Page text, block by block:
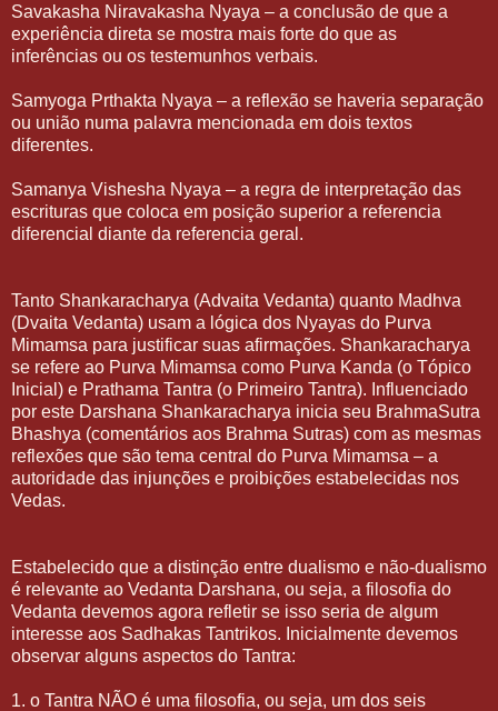
Savakasha Niravakasha Nyaya – a conclusão de que a
experiência direta se mostra mais forte do que as
inferências ou os testemunhos verbais.
Samyoga Prthakta Nyaya – a reflexão se haveria separação
ou união numa palavra mencionada em dois textos
diferentes.
Samanya Vishesha Nyaya – a regra de interpretação das
escrituras que coloca em posição superior a referencia
diferencial diante da referencia geral.
Tanto Shankaracharya (Advaita Vedanta) quanto Madhva
(Dvaita Vedanta) usam a lógica dos Nyayas do Purva
Mimamsa para justificar suas afirmações. Shankaracharya
se refere ao Purva Mimamsa como Purva Kanda (o Tópico
Inicial) e Prathama Tantra (o Primeiro Tantra). Influenciado
por este Darshana Shankaracharya inicia seu BrahmaSutra
Bhashya (comentários aos Brahma Sutras) com as mesmas
reflexões que são tema central do Purva Mimamsa – a
autoridade das injunções e proibições estabelecidas nos
Vedas.
Estabelecido que a distinção entre dualismo e não-dualismo
é relevante ao Vedanta Darshana, ou seja, a filosofia do
Vedanta devemos agora refletir se isso seria de algum
interesse aos Sadhakas Tantrikos. Inicialmente devemos
observar alguns aspectos do Tantra:
1. o Tantra NÃO é uma filosofia, ou seja, um dos seis